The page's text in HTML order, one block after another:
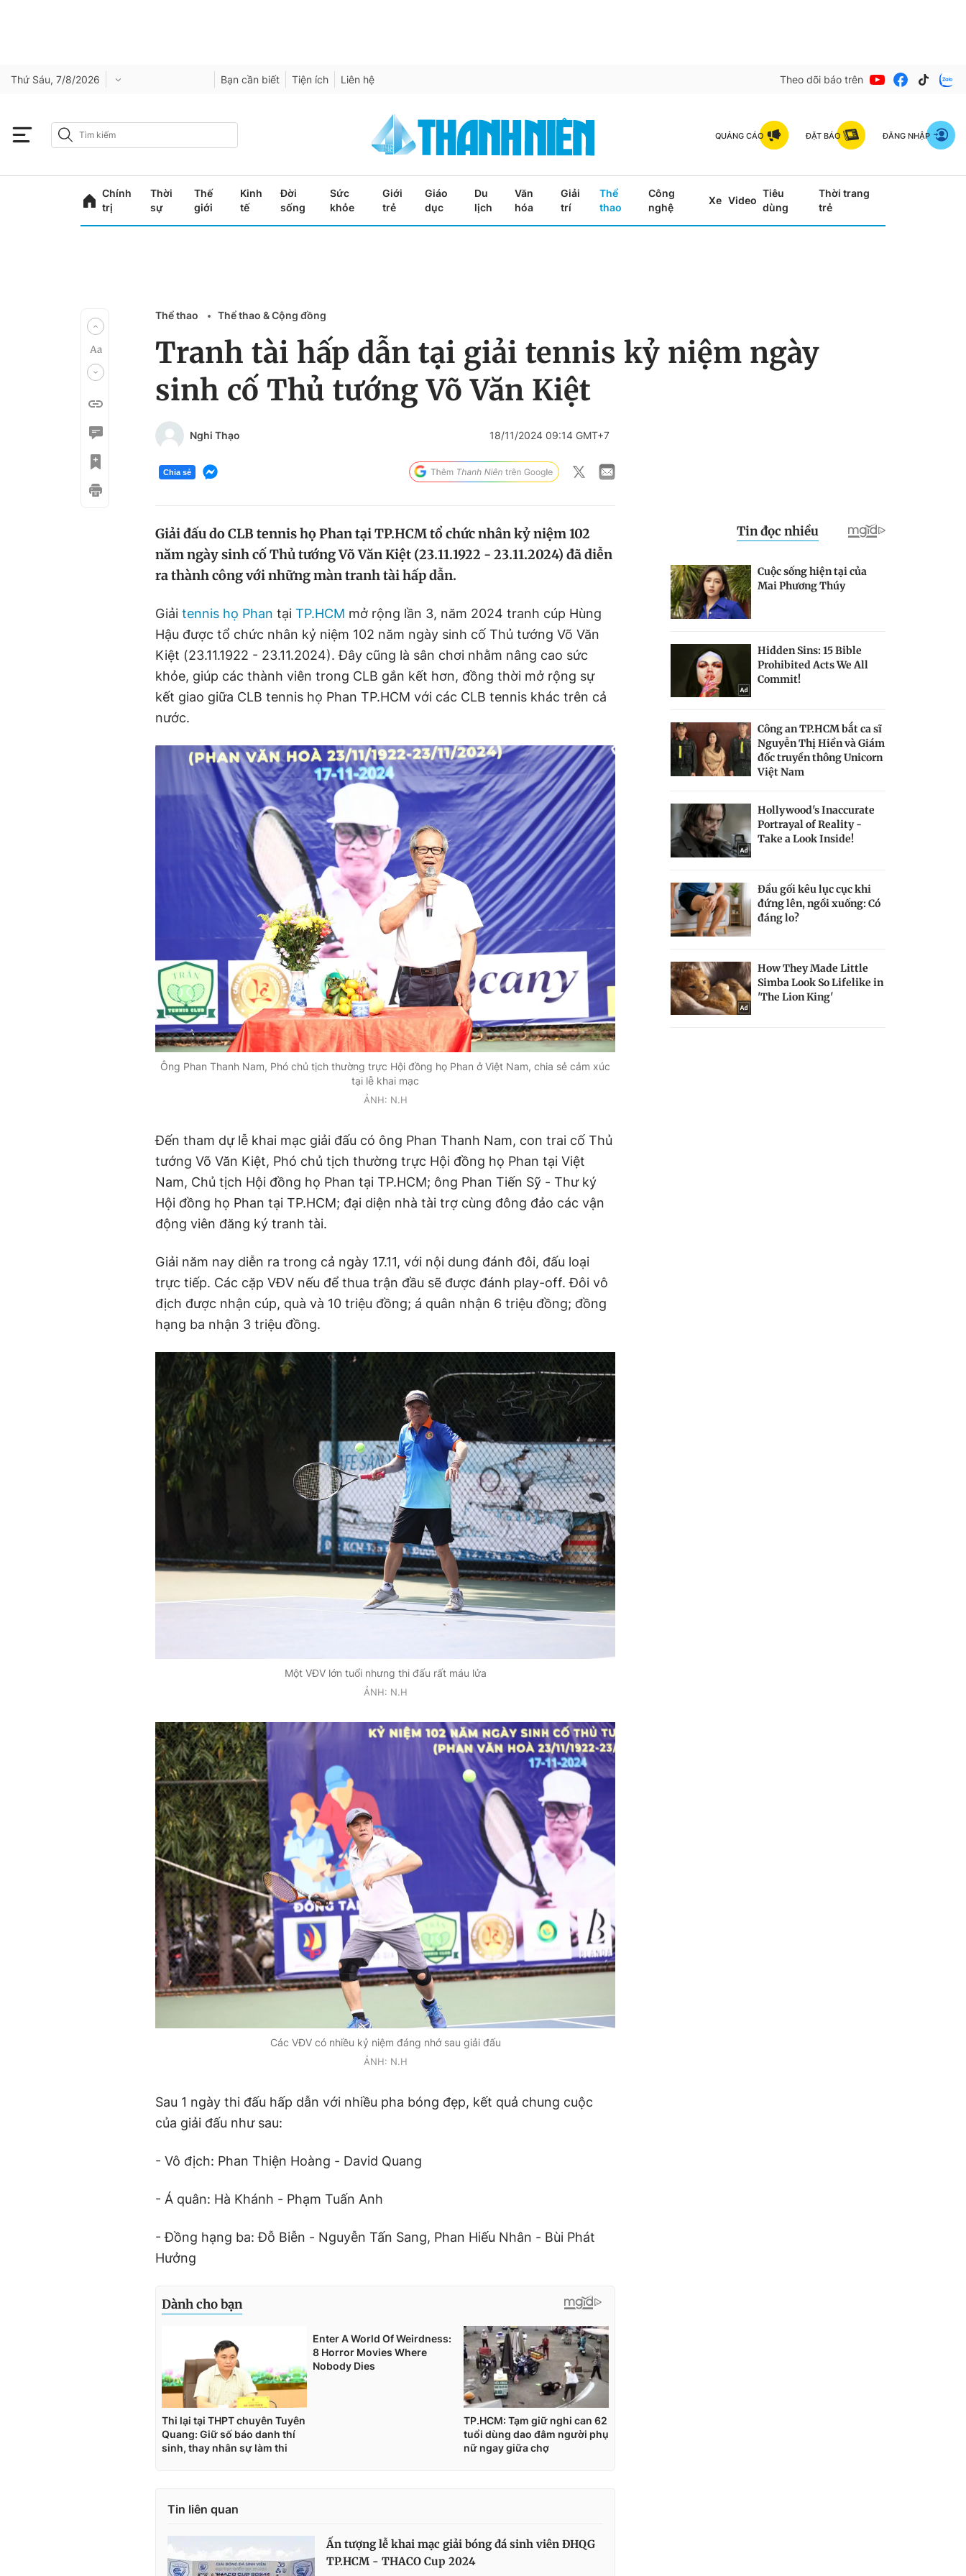
Thứ Sáu, 7/8/2026 Bạn cần biết Tiện ích Liên hệ Theo dõi báo trên
QUẢNG CÁO ĐẶT BÁO ĐĂNG NHẬP
Chính
trị
Thời
sự
Thế
giới
Kinh
tế
Đời
sống
Sức
khỏe
Giới
trẻ
Giáo
dục
Du
lịch
Văn
hóa
Giải
trí
Thể
thao
Công
nghệ
Xe Video
Tiêu
dùng
Thời trang
trẻ
Thể thao Thể thao & Cộng đồng
Tranh tài hấp dẫn tại giải tennis kỷ niệm ngày
sinh cố Thủ tướng Võ Văn Kiệt
Nghi Thạo 18/11/2024 09:14 GMT+7
Chia sẻ
Giải đấu do CLB tennis họ Phan tại TP.HCM tổ chức nhân kỷ niệm 102
năm ngày sinh cố Thủ tướng Võ Văn Kiệt (23.11.1922 - 23.11.2024) đã diễn
ra thành công với những màn tranh tài hấp dẫn.
Giải tennis họ Phan tại TP.HCM mở rộng lần 3, năm 2024 tranh cúp Hùng
Hậu được tổ chức nhân kỷ niệm 102 năm ngày sinh cố Thủ tướng Võ Văn
Kiệt (23.11.1922 - 23.11.2024). Đây cũng là sân chơi nhằm nâng cao sức
khỏe, giúp các thành viên trong CLB gắn kết hơn, đồng thời mở rộng sự
kết giao giữa CLB tennis họ Phan TP.HCM với các CLB tennis khác trên cả
nước.
Ông Phan Thanh Nam, Phó chủ tịch thường trực Hội đồng họ Phan ở Việt Nam, chia sẻ cảm xúc
tại lễ khai mạc
ẢNH: N.H
Đến tham dự lễ khai mạc giải đấu có ông Phan Thanh Nam, con trai cố Thủ
tướng Võ Văn Kiệt, Phó chủ tịch thường trực Hội đồng họ Phan tại Việt
Nam, Chủ tịch Hội đồng họ Phan tại TP.HCM; ông Phan Tiến Sỹ - Thư ký
Hội đồng họ Phan tại TP.HCM; đại diện nhà tài trợ cùng đông đảo các vận
động viên đăng ký tranh tài.
Giải năm nay diễn ra trong cả ngày 17.11, với nội dung đánh đôi, đấu loại
trực tiếp. Các cặp VĐV nếu để thua trận đầu sẽ được đánh play-off. Đôi vô
địch được nhận cúp, quà và 10 triệu đồng; á quân nhận 6 triệu đồng; đồng
hạng ba nhận 3 triệu đồng.
Một VĐV lớn tuổi nhưng thi đấu rất máu lửa
ẢNH: N.H
Các VĐV có nhiều kỷ niệm đáng nhớ sau giải đấu
ẢNH: N.H
Sau 1 ngày thi đấu hấp dẫn với nhiều pha bóng đẹp, kết quả chung cuộc
của giải đấu như sau:
- Vô địch: Phan Thiện Hoàng - David Quang
- Á quân: Hà Khánh - Phạm Tuấn Anh
- Đồng hạng ba: Đỗ Biễn - Nguyễn Tấn Sang, Phan Hiếu Nhân - Bùi Phát
Hưởng
Tin liên quan
Ấn tượng lễ khai mạc giải bóng đá sinh viên ĐHQG
TP.HCM - THACO Cup 2024